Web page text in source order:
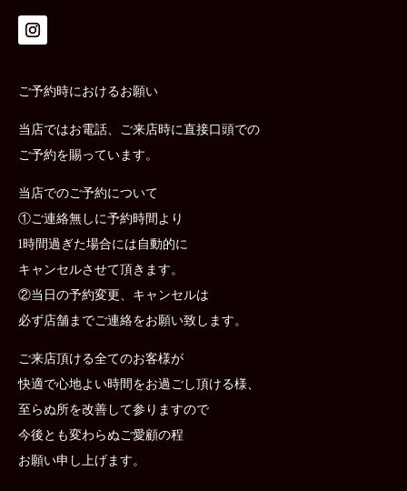
ご予約時におけるお願い
当店ではお電話、ご来店時に直接口頭での
ご予約を賜っています。
当店でのご予約について
①ご連絡無しに予約時間より
1時間過ぎた場合には自動的に
キャンセルさせて頂きます。
②当日の予約変更、キャンセルは
必ず店舗までご連絡をお願い致します。
ご来店頂ける全てのお客様が
快適で心地よい時間をお過ごし頂ける様、
至らぬ所を改善して参りますので
今後とも変わらぬご愛顧の程
お願い申し上げます。